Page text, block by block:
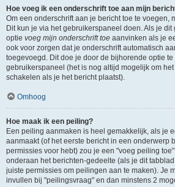
Hoe voeg ik een onderschrift toe aan mijn
Om een onderschrift aan je bericht toe te voegen,
Dit kun je via het gebruikerspaneel doen. Als je
optie voeg mijn onderschrift toe aanvinken als je
ook voor zorgen dat je onderschrift automatisch
toegevoegd. Dit doe je door de bijhorende optie
gebruikerspaneel (het is nog altijd mogelijk om
schakelen als je het bericht plaatst).
Omhoog
Hoe maak ik een peiling?
Een peiling aanmaken is heel gemakkelijk, als je
aanmaakt (of het eerste bericht in een onderwerp
permissies voor hebt) zou je een "voeg peiling
onderaan het berichten-gedeelte (als je dit
juiste permissies om peilingen aan te maken). Je
invullen bij "peilingsvraag" en dan minstens 2